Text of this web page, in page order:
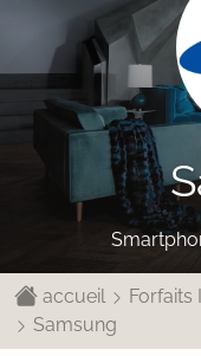
accueil Forfaits
Samsung